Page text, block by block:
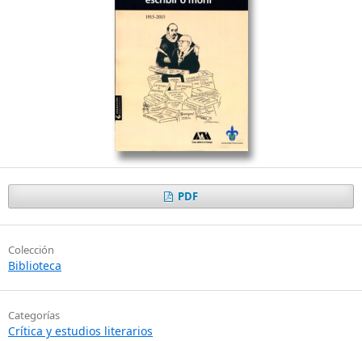
PDF
Colección
Biblioteca
Categorías
Crítica y estudios literarios